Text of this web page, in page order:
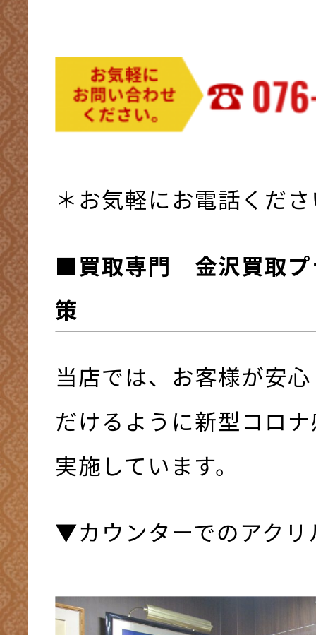
＊お気軽にお電話くだ
■買取専門 金沢買取プ
策
当店では、お客様が安
だけるように新型コロ
実施しています。
▼カウンターでのアクリ